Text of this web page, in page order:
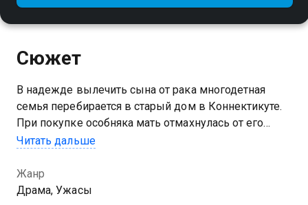
Сюжет
В надежде вылечить сына от рака многодетная
семья перебирается в старый дом в Коннектикуте.
При покупке особняка мать отмахнулась от его
тёмной истории, но скоро с болеющим ребёнком
Читать дальше
Жанр
Драма, Ужасы